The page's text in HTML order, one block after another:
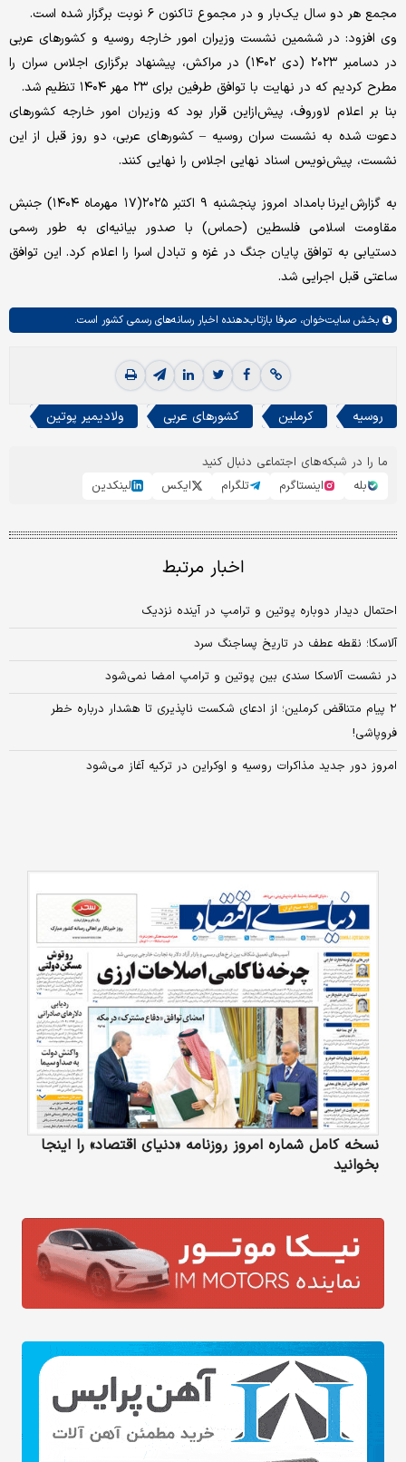
مجمع هر دو سال یک‌بار و در مجموع تاکنون ۶ نوبت برگزار شده است.
وی افزود: در ششمین نشست وزیران امور خارجه روسیه و کشورهای عربی
در دسامبر ۲۰۲۳ (دی ۱۴۰۲) در مراکش، پیشنهاد برگزاری اجلاس سران را
مطرح کردیم که در نهایت با توافق طرفین برای ۲۳ مهر ۱۴۰۴ تنظیم شد.
بنا بر اعلام لاوروف، پیش‌ازاین‌ قرار بود که وزیران امور خارجه کشورهای
دعوت شده به نشست سران روسیه – کشورهای عربی، دو روز قبل از این
نشست، پیش‌نویس اسناد نهایی اجلاس را نهایی کنند.
به گزارش ایرنا بامداد امروز پنجشنبه ۹ اکتبر ۲۰۲۵(۱۷ مهرماه ۱۴۰۴) جنبش
مقاومت اسلامی فلسطین (حماس) با صدور بیانیه‌ای به طور رسمی
دستیابی به توافق پایان جنگ در غزه و تبادل اسرا را اعلام کرد. این توافق
ساعتی قبل اجرایی شد.
بخش سایت‌خوان، صرفا بازتاب‌دهنده اخبار رسانه‌های رسمی کشور است.
روسیه کرملین کشورهای عربی ولادیمیر پوتین
ما را در شبکه‌های اجتماعی دنبال کنید
بله
اینستاگرم تلگرام ایکس لینکدین
اخبار مرتبط
احتمال دیدار دوباره پوتین و ترامپ در آینده نزدیک
آلاسکا؛ نقطه عطف در تاریخ پساجنگ سرد
در نشست آلاسکا سندی بین پوتین و ترامپ امضا نمی‌شود
۲ پیام متناقض کرملین؛ از ادعای شکست‌ ناپذیری تا هشدار درباره خطر
فروپاشی!
امروز دور جدید مذاکرات روسیه و اوکراین در ترکیه آغاز می‌شود
نسخه کامل شماره امروز روزنامه «دنیای‌ اقتصاد» را اینجا
بخوانید